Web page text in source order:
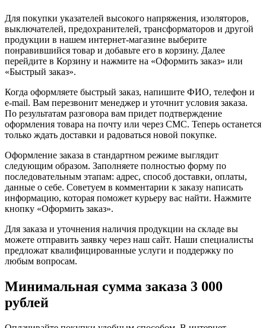
Для покупки указателей высокого напряжения, изоляторов,
выключателей, предохранителей, трансформаторов и другой
продукции в нашем интернет-магазине выберите
понравившийся товар и добавьте его в корзину. Далее
перейдите в Корзину и нажмите на «Оформить заказ» или
«Быстрый заказ».
Когда оформляете быстрый заказ, напишите ФИО, телефон и
e-mail. Вам перезвонит менеджер и уточнит условия заказа.
По результатам разговора вам придет подтверждение
оформления товара на почту или через СМС. Теперь останется
только ждать доставки и радоваться новой покупке.
Оформление заказа в стандартном режиме выглядит
следующим образом. Заполняете полностью форму по
последовательным этапам: адрес, способ доставки, оплаты,
данные о себе. Советуем в комментарии к заказу написать
информацию, которая поможет курьеру вас найти. Нажмите
кнопку «Оформить заказ».
Для заказа и уточнения наличия продукции на складе вы
можете отправить заявку через наш сайт. Наши специалисты
предложат квалифицированные услуги и поддержку по
любым вопросам.
Минимальная сумма заказа 3 000
рублей